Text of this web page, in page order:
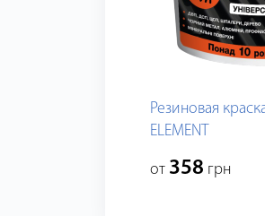
Резиновая
ELEMENT
от 358 грн